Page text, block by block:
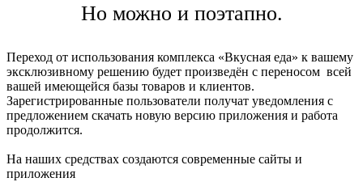
Но можно и поэтапно.
Переход от использования комплекса «Вкусная еда» к вашему
эксклюзивному решению будет произведён с переносом всей
вашей имеющейся базы товаров и клиентов.
Зарегистрированные пользователи получат уведомления с
предложением скачать новую версию приложения и работа
продолжится.
На наших средствах создаются современные сайты и
приложения